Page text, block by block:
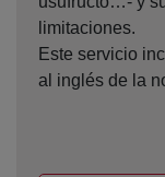
limitaciones.
Este servicio
al inglés de la